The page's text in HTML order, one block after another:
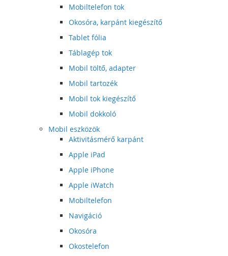
Mobiltelefon tok
Okosóra, karpánt kiegészítő
Tablet fólia
Táblagép tok
Mobil töltő, adapter
Mobil tartozék
Mobil tok kiegészítő
Mobil dokkoló
Mobil eszközök
Aktivitásmérő karpánt
Apple iPad
Apple iPhone
Apple iWatch
Mobiltelefon
Navigáció
Okosóra
Okostelefon